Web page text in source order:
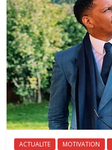
ACTUALITE MOTIVATION